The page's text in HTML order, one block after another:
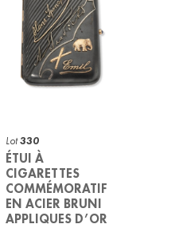
Lot330
ÉTUI À
CIGARETTES
COMMÉMORATIF
EN ACIER BRUNI
APPLIQUES D’OR